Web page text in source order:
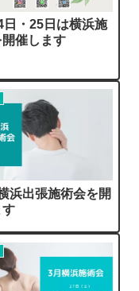
日・25日は横浜施
催します
浜出張施術会を開
す